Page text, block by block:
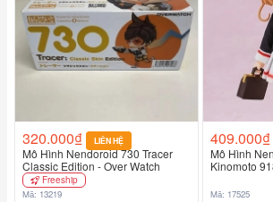
320.000₫ LIÊN HỆ
Mô Hình Nendoroid 730 Tracer
Classic Edition - Over Watch
Freeship
Mã: 13219
409.000₫
Mô Hình
Kinomoto
Mã: 17525